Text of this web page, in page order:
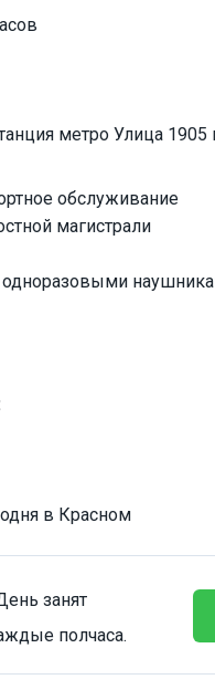
метро Улица
обслуживание
магистрали
в Красном
занят
полчаса.